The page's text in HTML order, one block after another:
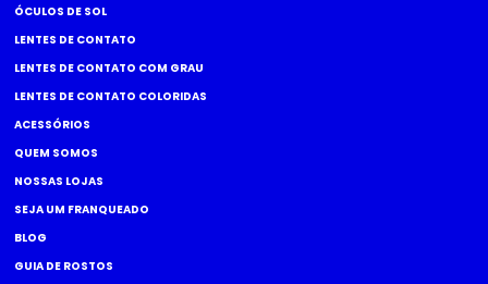
ÓCULOS DE SOL
LENTES DE CONTATO
LENTES DE CONTATO COM GRAU
LENTES DE CONTATO COLORIDAS
ACESSÓRIOS
QUEM SOMOS
NOSSAS LOJAS
SEJA UM FRANQUEADO
BLOG
GUIA DE ROSTOS